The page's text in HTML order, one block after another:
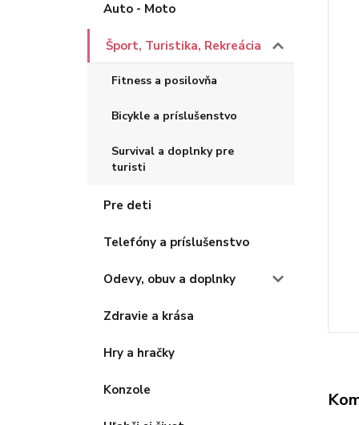
Auto - Moto
Šport, Turistika, Rekreácia
Fitness a posilovňa
Bicykle a príslušenstvo
Survival a doplnky pre
turisti
Pre deti
Telefóny a príslušenstvo
Odevy, obuv a doplnky
Zdravie a krása
Hry a hračky
Konzole